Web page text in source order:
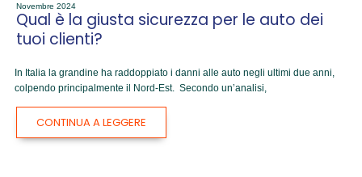
Novembre 2024
Qual è la giusta sicurezza per le auto dei
tuoi clienti?
In Italia la grandine ha raddoppiato i danni alle auto negli ultimi due anni,
colpendo principalmente il Nord-Est. Secondo un’analisi,
CONTINUA A LEGGERE